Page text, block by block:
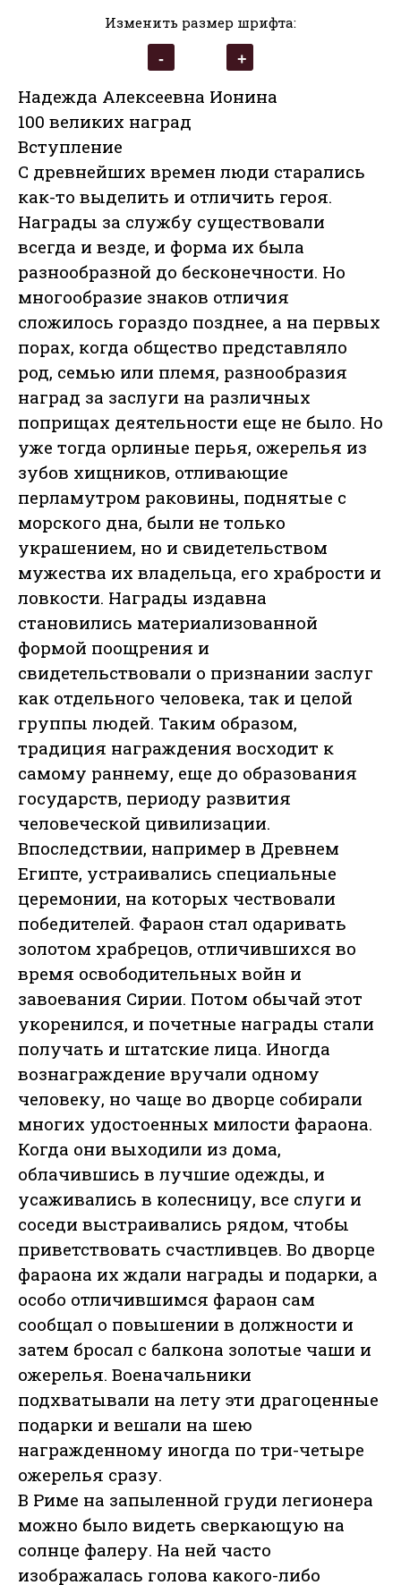
Изменить размер шрифта:
Надежда Алексеевна Ионина
100 великих наград
Вступление
С древнейших времен люди старались
как-то выделить и отличить героя.
Награды за службу существовали
всегда и везде, и форма их была
разнообразной до бесконечности. Но
многообразие знаков отличия
сложилось гораздо позднее, а на первых
порах, когда общество представляло
род, семью или племя, разнообразия
наград за заслуги на различных
поприщах деятельности еще не было. Но
уже тогда орлиные перья, ожерелья из
зубов хищников, отливающие
перламутром раковины, поднятые с
морского дна, были не только
украшением, но и свидетельством
мужества их владельца, его храбрости и
ловкости. Награды издавна
становились материализованной
формой поощрения и
свидетельствовали о признании заслуг
как отдельного человека, так и целой
группы людей. Таким образом,
традиция награждения восходит к
самому раннему, еще до образования
государств, периоду развития
человеческой цивилизации.
Впоследствии, например в Древнем
Египте, устраивались специальные
церемонии, на которых чествовали
победителей. Фараон стал одаривать
золотом храбрецов, отличившихся во
время освободительных войн и
завоевания Сирии. Потом обычай этот
укоренился, и почетные награды стали
получать и штатские лица. Иногда
вознаграждение вручали одному
человеку, но чаще во дворце собирали
многих удостоенных милости фараона.
Когда они выходили из дома,
облачившись в лучшие одежды, и
усаживались в колесницу, все слуги и
соседи выстраивались рядом, чтобы
приветствовать счастливцев. Во дворце
фараона их ждали награды и подарки, а
особо отличившимся фараон сам
сообщал о повышении в должности и
затем бросал с балкона золотые чаши и
ожерелья. Военачальники
подхватывали на лету эти драгоценные
подарки и вешали на шею
награжденному иногда по три-четыре
ожерелья сразу.
В Риме на запыленной груди легионера
можно было видеть сверкающую на
солнце фалеру. На ней часто
изображалась голова какого-либо